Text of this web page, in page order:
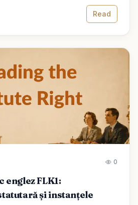
Read
0
FLK1:
și instanțele